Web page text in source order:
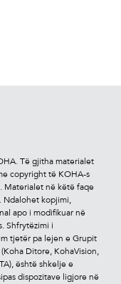
Të gjitha materialet
copyright të KOHA-s
Materialet në këtë faqe
Ndalohet kopjimi,
apo i modiﬁkuar në
Shfrytëzimi i
tjetër pa lejen e Grupit
Ditore, KohaVision,
është shkelje e
dispozitave ligjore në